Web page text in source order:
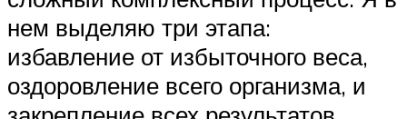
нем выделяю три этапа:
избавление от избыточного веса,
оздоровление всего организма, и